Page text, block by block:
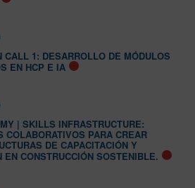
CALL 1: DESARROLLO DE MÓDULOS
EN HCP E IA
| SKILLS INFRASTRUCTURE:
COLABORATIVOS PARA CREAR
DE CAPACITACIÓN Y
EN CONSTRUCCIÓN SOSTENIBLE.